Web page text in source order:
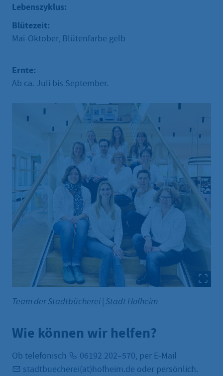
Lebenszyklus:
Blütezeit:
Mai-Oktober, Blütenfarbe gelb
Ernte:
Ab ca. Juli bis September.
Team der Stadtbücherei | Stadt Hofheim
Wie können wir helfen?
Ob telefonisch 06192 202–570, per E-Mail
stadtbuecherei(at)hofheim.de oder persönlich.